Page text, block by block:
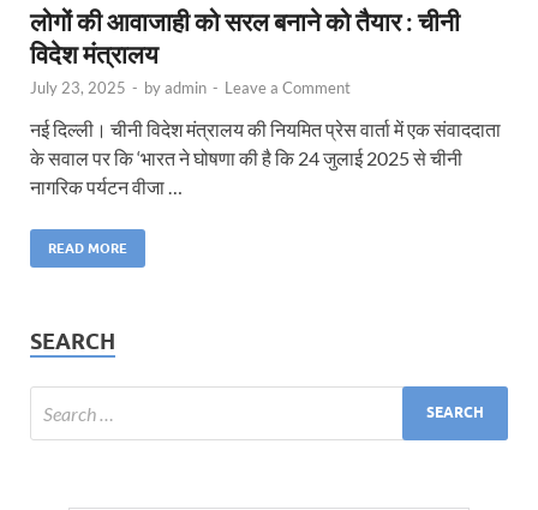
लोगों की आवाजाही को सरल बनाने को तैयार : चीनी
विदेश मंत्रालय
July 23, 2025 - byadmin - Leave a Comment
नई दिल्ली। चीनी विदेश मंत्रालय की नियमित प्रेस वार्ता में एक संवाददाता
के सवाल पर कि ‘भारत ने घोषणा की है कि 24 जुलाई 2025 से चीनी
नागरिक पर्यटन वीजा …
READ MORE
SEARCH